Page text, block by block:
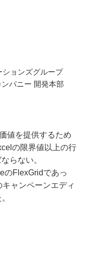
ションズグループ
パニー 開発本部
値を提供するため
の限界値以上の行
らない。
のFlexGridであっ
ャンペーンエディ